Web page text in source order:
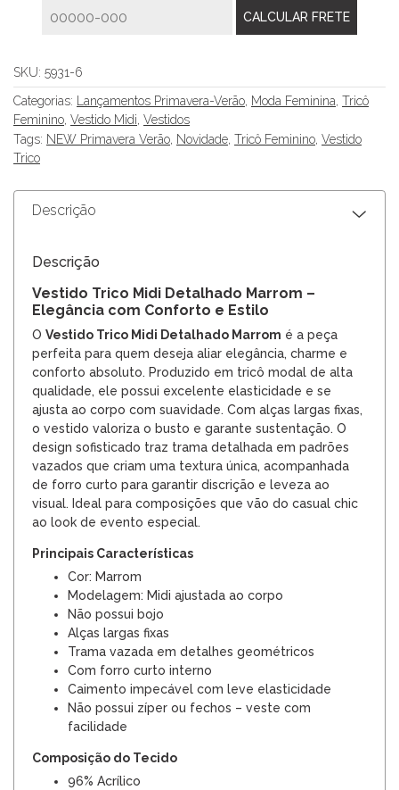
SKU: 5931-6
Categorias:
Lançamentos Primavera-Verão, Moda Feminina, Tricô
Feminino, Vestido Midi, Vestidos
Tags: NEW Primavera Verão, Novidade, Tricô Feminino, Vestido
Trico
Descrição
Descrição
Vestido Trico Midi Detalhado Marrom –
Elegância com Conforto e Estilo
O Vestido Trico Midi Detalhado Marrom é a peça
perfeita para quem deseja aliar elegância, charme e
conforto absoluto. Produzido em tricô modal de alta
qualidade, ele possui excelente elasticidade e se
ajusta ao corpo com suavidade. Com alças largas fixas,
o vestido valoriza o busto e garante sustentação. O
design sofisticado traz trama detalhada em padrões
vazados que criam uma textura única, acompanhada
de forro curto para garantir discrição e leveza ao
visual. Ideal para composições que vão do casual chic
ao look de evento especial.
Principais Características
Cor: Marrom
Modelagem: Midi ajustada ao corpo
Não possui bojo
Alças largas fixas
Trama vazada em detalhes geométricos
Com forro curto interno
Caimento impecável com leve elasticidade
Não possui zíper ou fechos – veste com
facilidade
Composição do Tecido
96% Acrílico